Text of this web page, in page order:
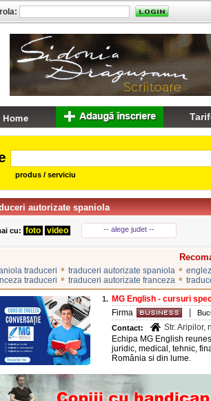
produs / serviciu
autorizate spaniola
cu: foto video -- alege judet --
traduceri • traduceri autorizate spaniola •
traduceri • traduceri autorizate franceza •
1. MG English - cursuri
Firma
Contact:
Str. Aripilor,
Echipa MG English
juridic, medical, tehnic,
România si din lume.